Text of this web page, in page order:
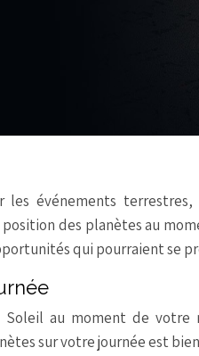
les événements
des planètes au
qui pourraient se
au moment de votre
sur votre journée est